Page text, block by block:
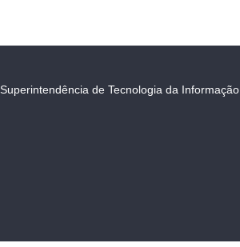
Superintendência de Tecnologia da Informação